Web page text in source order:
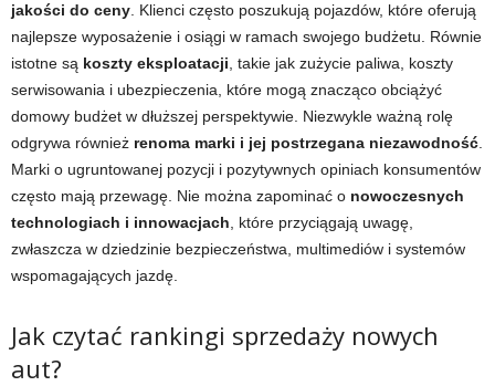
jakości do ceny . Klienci często poszukują pojazdów, które oferują
najlepsze wyposażenie i osiągi w ramach swojego budżetu. Równie
istotne są koszty eksploatacji , takie jak zużycie paliwa, koszty
serwisowania i ubezpieczenia, które mogą znacząco obciążyć
domowy budżet w dłuższej perspektywie. Niezwykle ważną rolę
odgrywa również renoma marki i jej postrzegana niezawodność
Marki o ugruntowanej pozycji i pozytywnych opiniach konsumentów
często mają przewagę. Nie można zapominać o nowoczesnych
technologiach i innowacjach , które przyciągają uwagę,
zwłaszcza w dziedzinie bezpieczeństwa, multimediów i systemów
wspomagających jazdę.
Jak czytać rankingi sprzedaży nowych
aut?